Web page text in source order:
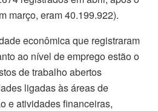
março, eram 40.199.922).
econômica que registraram
ao nível de emprego estão o
de trabalho abertos
ligadas às áreas de
e atividades financeiras,